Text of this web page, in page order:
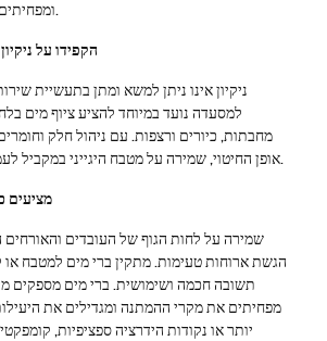
ומפחיתים בזבוז מים וצריכת זמן.
הקפידו על
ניקיון אינו ניתן למשא ומתן בתעשיית
למסעדה נועד במיוחד להציע ציוף מים
מחבתות, כיורים ורצפות. עם ניהול חלק
אופן החיטוי, שמירה על מטבח היגייני במקביל לעמידה בדרישות הכושר.
מציעים
שמירה על לחות הגוף של העובדים והאורחים
הגשת ארוחות טעימות. מתקין ברי מים למטבח או
תשובה חכמה ושימושית. ברי מים מספקים
מפחיתים את מקרי ההמתנה ומגדילים את
יותר או נקודות הידרציה ספציפיות,